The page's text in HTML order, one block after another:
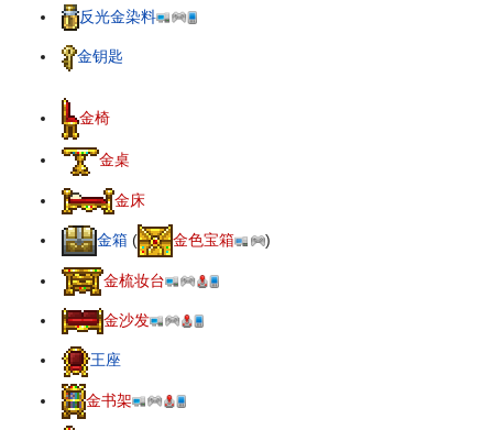
反光金染料
金钥匙
金椅
金桌
金床
金箱 ( 金色宝箱 )
金梳妆台
金沙发
王座
金书架